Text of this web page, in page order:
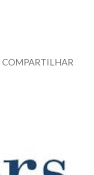
COMPARTILHAR